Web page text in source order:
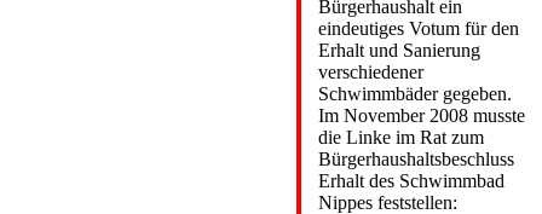
Bürgerhaushalt ein
eindeutiges Votum für den
Erhalt und Sanierung
verschiedener
Schwimmbäder gegeben.
Im November 2008 musste
die Linke im Rat zum
Bürgerhaushaltsbeschluss
Erhalt des Schwimmbad
Nippes feststellen: